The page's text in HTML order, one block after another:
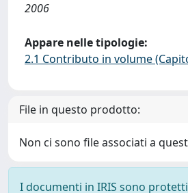
2006
Appare nelle tipologie:
2.1 Contributo in volume
File in questo prodotto:
Non ci sono file associati a
I documenti in IRIS sono